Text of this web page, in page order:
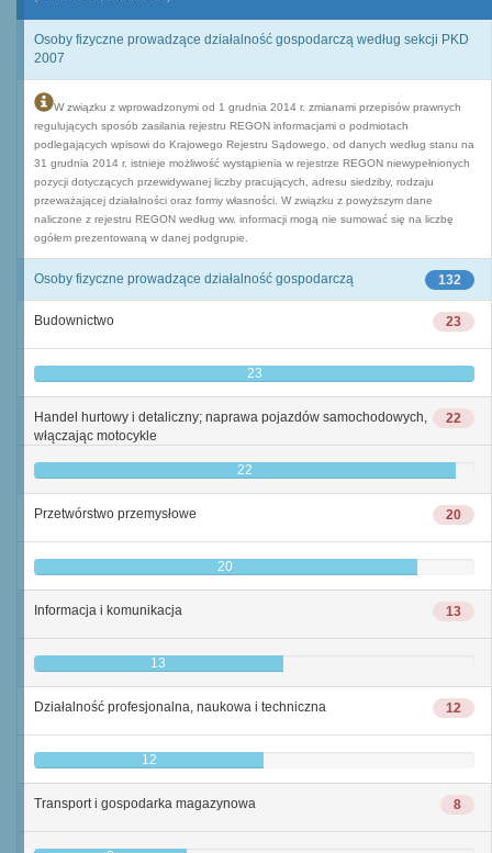
Osoby fizyczne prowadzące działalność gospodarczą według sekcji PKD
2007
W związku z wprowadzonymi od 1 grudnia 2014 r. zmianami przepisów prawnych
regulujących sposób zasilania rejestru REGON informacjami o podmiotach
podlegających wpisowi do Krajowego Rejestru Sądowego, od danych według stanu na
31 grudnia 2014 r. istnieje możliwość wystąpienia w rejestrze REGON niewypełnionych
pozycji dotyczących przewidywanej liczby pracujących, adresu siedziby, rodzaju
przeważającej działalności oraz formy własności. W związku z powyższym dane
naliczone z rejestru REGON według ww. informacji mogą nie sumować się na liczbę
ogółem prezentowaną w danej podgrupie.
132
Osoby fizyczne prowadzące działalność gospodarczą
23
Budownictwo
23
22
Handel hurtowy i detaliczny; naprawa pojazdów samochodowych,
włączając motocykle
22
20
Przetwórstwo przemysłowe
20
13
Informacja i komunikacja
13
12
Działalność profesjonalna, naukowa i techniczna
12
8
Transport i gospodarka magazynowa